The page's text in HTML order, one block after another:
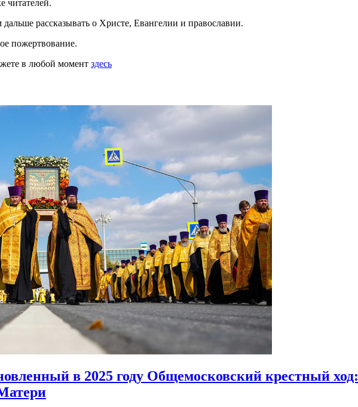
читателей.
рассказывать о Христе, Евангелии и православии.
пожертвование.
в любой момент здесь
в 2025 году Общемосковский крестный ход: